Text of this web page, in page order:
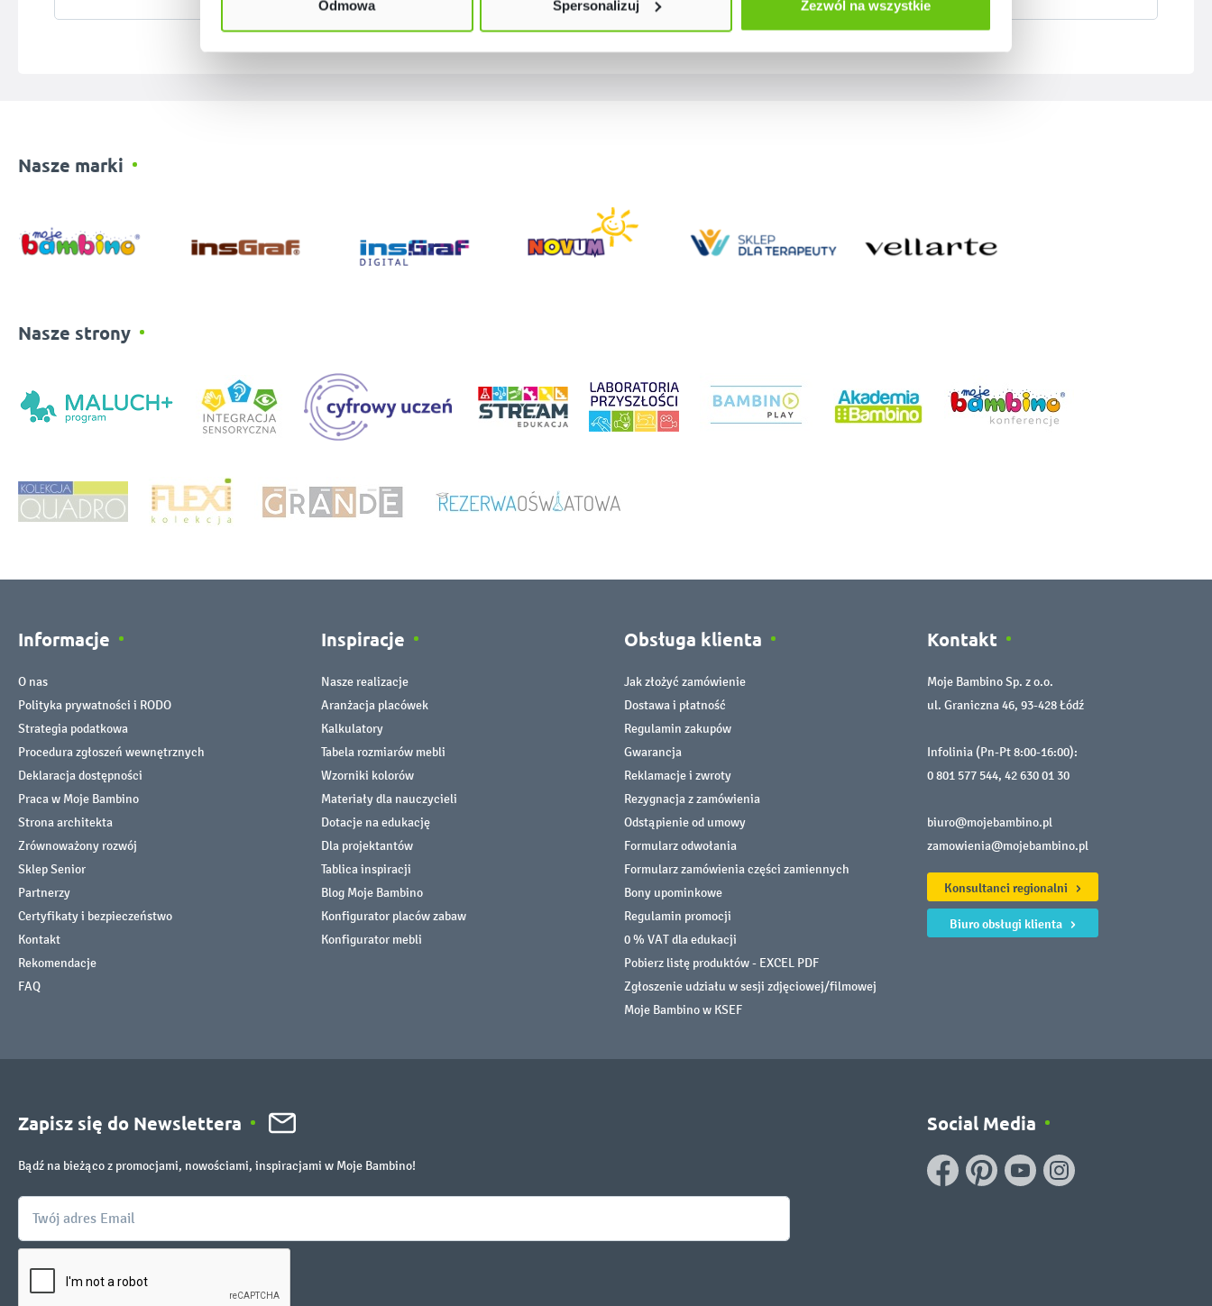
Odmowa Spersonalizuj Zezwól na wszystkie
Nasze marki
Nasze strony
Informacje
O nas
Polityka prywatności i RODO
Strategia podatkowa
Procedura zgłoszeń wewnętrznych
Deklaracja dostępności
Praca w Moje Bambino
Strona architekta
Zrównoważony rozwój
Sklep Senior
Partnerzy
Certyfikaty i bezpieczeństwo
Kontakt
Rekomendacje
FAQ
Inspiracje
Nasze realizacje
Aranżacja placówek
Kalkulatory
Tabela rozmiarów mebli
Wzorniki kolorów
Materiały dla nauczycieli
Dotacje na edukację
Dla projektantów
Tablica inspiracji
Blog Moje Bambino
Konfigurator placów zabaw
Konfigurator mebli
Obsługa klienta
Jak złożyć zamówienie
Dostawa i płatność
Regulamin zakupów
Gwarancja
Reklamacje i zwroty
Rezygnacja z zamówienia
Odstąpienie od umowy
Formularz odwołania
Formularz zamówienia części zamiennych
Bony upominkowe
Regulamin promocji
0 % VAT dla edukacji
Pobierz listę produktów - EXCEL PDF
Zgłoszenie udziału w sesji zdjęciowej/filmowej
Moje Bambino w KSEF
Kontakt
Moje Bambino Sp. z o.o.
ul. Graniczna 46, 93-428 Łódź
Infolinia (Pn-Pt 8:00-16:00):
0 801 577 544, 42 630 01 30
biuro@mojebambino.pl
zamowienia@mojebambino.pl
Konsultanci regionalni
Biuro obsługi klienta
Zapisz się do Newslettera
Bądź na bieżąco z promocjami, nowościami, inspiracjami w Moje Bambino!
Social Media